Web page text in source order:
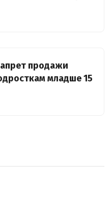
продажи
младше 15